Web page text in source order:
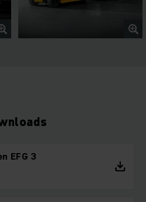
EFG 3